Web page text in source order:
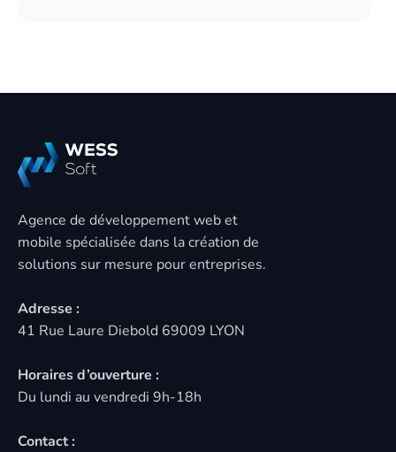
Agence de développement web et
mobile spécialisée dans la création de
solutions sur mesure pour entreprises.
Adresse :
41 Rue Laure Diebold 69009 LYON
Horaires d’ouverture :
Du lundi au vendredi 9h-18h
Contact :